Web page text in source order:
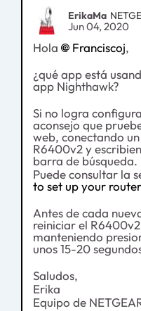
ErikaMa
Jun 04, 2020
Hola Franciscoj,
¿qué app está
app Nighthawk?
Si no logra
aconsejo que
web, conectando
R6400v2 y
barra de búsqueda.
Puede consultar la
to set up your router
Antes de cada
reiniciar el
manteniendo
unos 15-20
Saludos,
Erika
Equipo de